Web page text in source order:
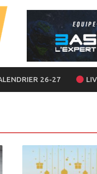
26-27